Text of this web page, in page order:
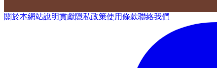
關於本網站說明貢獻隱私政策使用條款聯絡我們